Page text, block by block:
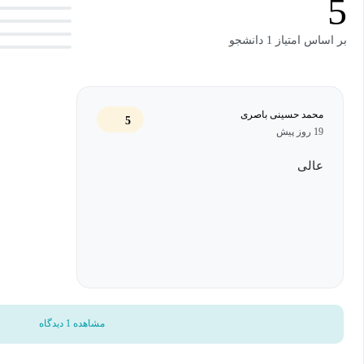
فرمول‌های مشتق‌گیری
مشتق توابع چندجمله‌ای
5
بر اساس امتیاز 1 دانشجو
محمد حسینی باصری
19 روز پیش
5
عالی
مشاهده 1 دیدگاه